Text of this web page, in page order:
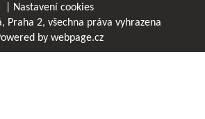
Nastavení cookies
Praha 2, všechna práva vyhrazena
by webpage.cz